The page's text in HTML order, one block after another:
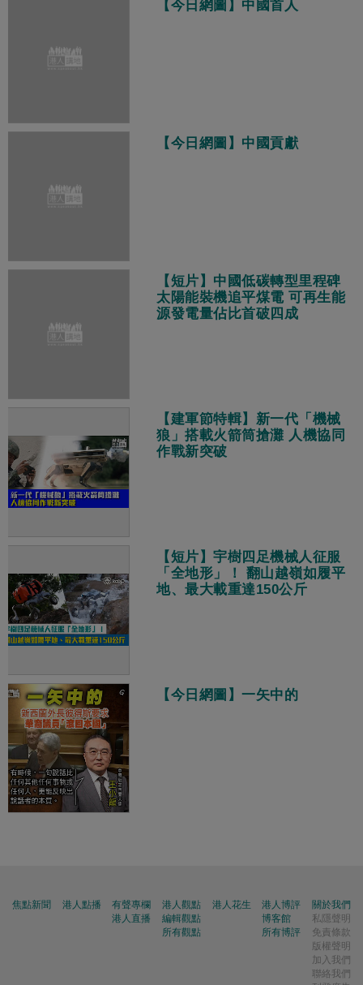
【今日網圖】中國首人
【今日網圖】中國貢獻
【短片】中國低碳轉型里程碑
太陽能裝機追平煤電 可再生能
源發電量佔比首破四成
【建軍節特輯】新一代「機械
狼」搭載火箭筒搶灘 人機協同
作戰新突破
【短片】宇樹四足機械人征服
「全地形」！ 翻山越嶺如履平
地、最大載重達150公斤
【今日網圖】一矢中的
焦點新聞 港人點播
有聲專欄
港人直播
港人觀點
編輯觀點
所有觀點
港人花生
港人博評
博客館
所有博評
關於我們
私隱聲明
免責條款
版權聲明
加入我們
聯絡我們